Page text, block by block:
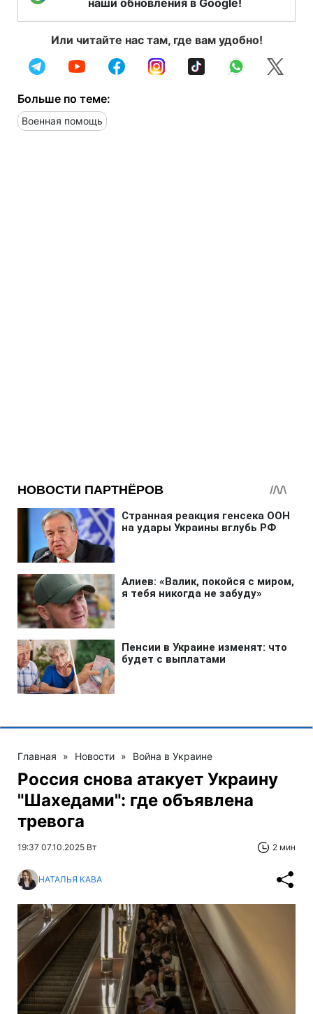
Или читайте нас там, где вам удобно!
Больше по теме:
Военная помощь
Главная » Новости » Война в Украине
Россия снова атакует Украину
"Шахедами": где объявлена
тревога
19:37 07.10.2025 Вт 2 мин
НАТАЛЬЯ КАВА